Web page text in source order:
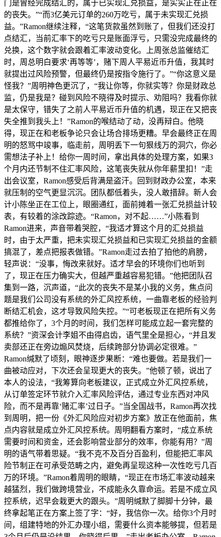
门是曾经完成结汇的，属于已实现汇兑损益，是实实正在正在
的丧失。”“而3亿美元订单的260万吃亏，属于未实现汇兑损
益。”Ramon继续注释，“这笔货款虽然到账了，但我们还没打
点结汇，当前汇率下的吃亏只是账面浮亏，只需没完成最终的
兑换，这个数字就会跟着汇率波动变化。上周张总监催结汇
时，周总明白要求‘再等等’，赌下周人平易近币升值，我其时
就提出过风险预警，但最终仍是按指令施行了。”“你这意义是
怪我？”周明神色更沉了，“我让你等，你就实等？你是财政总
监，仍是我是？碰到风险不晓得及时提示、劝阻吗？我看你就
是太保守，错失了之前人平易近币升值的机遇，现正在又把丧
失全推到我头上！”Ramon的喉结动了动，没再辩白。他晓
得，现正在和老板争论只会让场合排场更糟。早会最终正在周
明的怒骂中竣事，临走前，周明丢下一句狠线万的洞穴，你必
需想法子补上！给你一周时间，拿出具体的处理方案，如果3
个月内还节制不住汇率风险，这笔丧失就从你年薪里扣！”走
出会议室，Ramon感受后背满是盗汗。回到财政办公室，本来
就压制的空气更显沉沉。团队都低着头，没人敢措辞。新人会
计小陈坐正在工位上，眼圈通红，面前摊着一张汇兑损益计较
表，有较着的涂改踪迹。“Ramon，对不起……”小陈看到
Ramon进来，声音带着哭腔，“我适才算这个月的汇兑损益
时，由于太严重，把未实现汇兑损益和已实现汇兑损益的金额
搞混了，差点把报表做错。”Ramon走过去拍了拍他的肩膀，
轻声说：“没事，悔改来就好。适才早会的环境你们也听到
了，现正在压力确实大，但越严重越容易犯错。”他把团队召
集到一路，沉声道，“此次的丧失不是某小我的义务，焦点问
题是我们公司没有系统的外汇风控系统，一曲靠老板的经验判
断结汇机会，这才导致风险失控。”“可老板现正在把所有义务
都推给你了，3个月的时间，我们怎样可能成立起一套完整的
系统？”资深会计李姐不由得启齿，语气里全是担心，“并且发
卖部还正在旁边煽风焚烧，后续跨部分协调必定很难。”
Ramon缄默了顷刻，眼神逐步果断：“难也要做。若是我们一
曲被动应对，下次还会呈现更大的丧失。”他顿了顿，说出了
本人的设法，“我筹算向老板建议，正式成立外汇风控系统，
从订单签定环节就介入汇率风险评估，通过专业东西对冲风
险，而不是再靠‘赌汇率’过日子。”当全国战书，Ramon再次找
到周明，把一份《外汇风险应对初步方案》放正在他面前，焦
点内容就是成立外汇风控系统。周明翻看方案时，“成立系统
需要时间和资金，还会影响营业部分的效率，你能有用？”周
明的语气带着思疑。“我不克不及百分百盈利，但能把汇率风
险节制正在可承受范畴之内，避免再呈现这种一次性吃亏几百
万的环境。”Ramon着周明的眼睛，“现正在市场汇率波动越来
越猛烈，我们做跨境营业，不成能永久靠命运。若是不成立风
控系统，迟早会栽更大的跟头。”周明缄默了脚脚十分钟，最
终拿起笔正在方案上签了字：“好，我信你一次。给你3个月时
间，组建特地的外汇办理小组，需要什么资本能够提，但若是